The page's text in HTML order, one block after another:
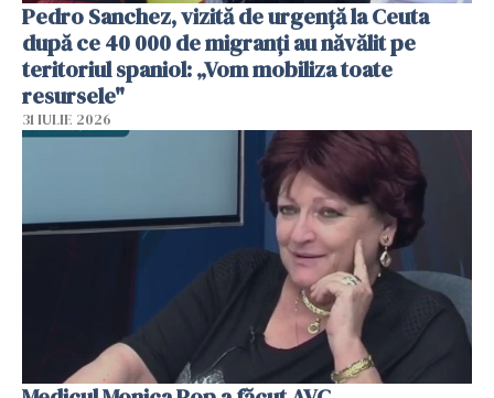
Pedro Sanchez, vizită de urgență la Ceuta
după ce 40 000 de migranți au năvălit pe
teritoriul spaniol: „Vom mobiliza toate
resursele"
31 IULIE 2026